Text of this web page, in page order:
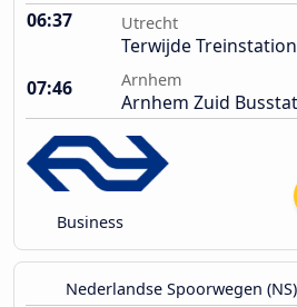
06:37 Utrecht
Terwijde Treinstation
07:46
Arnhem
Arnhem Zuid
Business
Nederlandse Spoorwegen (NS)